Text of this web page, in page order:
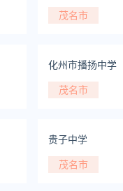
茂名市
化州市播扬中学
茂名市
贵子中学
茂名市